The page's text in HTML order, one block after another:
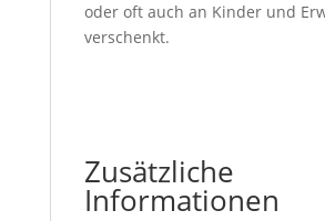
oder oft auch an Kinder und
verschenkt.
Zusätzliche
Informationen